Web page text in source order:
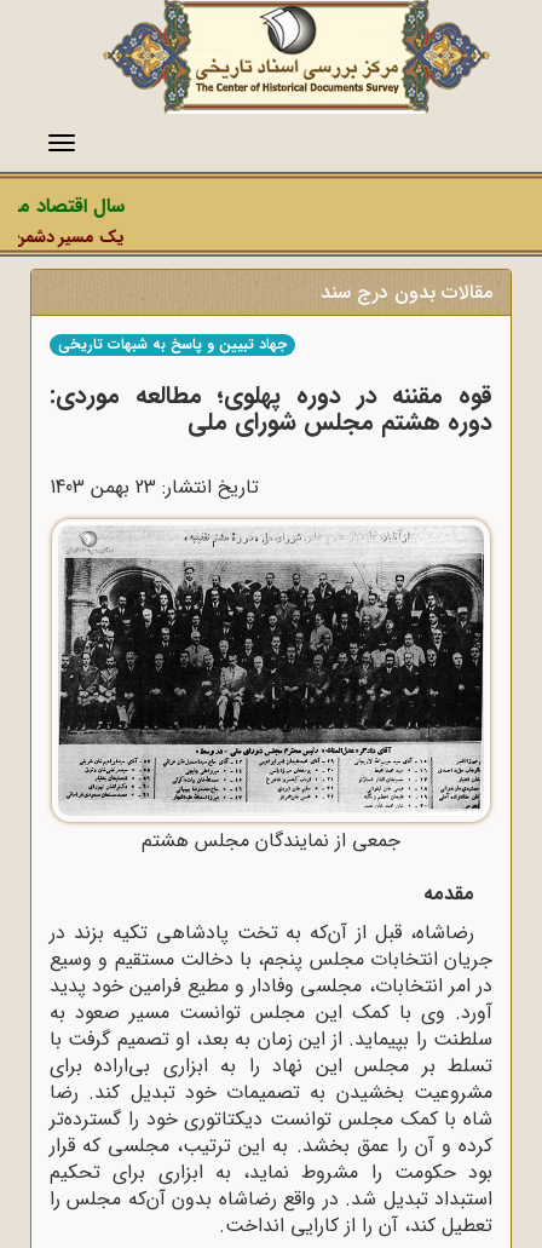
منو
سال اقتصاد
یک مسیر دشمن،
مقالات بدون درج سند
جهاد تبیین و پاسخ به شبهات تاریخی
قوه مقننه در دوره پهلوی؛ مطالعه موردی:
دوره هشتم مجلس شورای ملی
تاریخ انتشار: 23 بهمن 1403
جمعی از نمایندگان مجلس هشتم
مقدمه
رضاشاه، قبل از آن‌که به تخت پادشاهی تکیه بزند در
جریان انتخابات مجلس پنجم، با دخالت مستقیم و وسیع
در امر انتخابات، مجلسی وفادار و مطیع فرامین خود پدید
آورد. وی با کمک این مجلس توانست مسیر صعود به
سلطنت را بپیماید. از این زمان به بعد، او تصمیم گرفت با
تسلط بر مجلس این نهاد را به ابزاری بی‌اراده برای
مشروعیت بخشیدن به تصمیمات خود تبدیل کند. رضا
شاه با کمک مجلس توانست دیکتاتوری خود را گسترده‌تر
کرده و آن را عمق بخشد. به این ترتیب، مجلسی که قرار
بود حکومت را مشروط نماید، به ابزاری برای تحکیم
استبداد تبدیل شد. در واقع رضاشاه بدون آن‌که مجلس را
تعطیل کند، آن را از کارایی انداخت.